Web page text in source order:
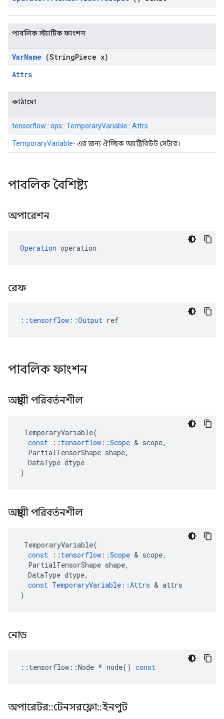
পাবলিক স্ট্যাটিক ফাংশন
VarName (StringPiece x)
Attrs
কাঠামো
tensorflow:: ops:: TemporaryVariable:: Attrs
TemporaryVariable- এর জন্য ঐচ্ছিক অ্যাট্রিবিউট সেটার।
পাবলিক বৈশিষ্ট্য
অপারেশন
Operation operation
রেফ
:: tensorflow::Output ref
পাবলিক ফাংশন
অস্থায়ী পরিবর্তনশীল
TemporaryVariable(
const
:: tensorflow ::Scope & scope,
PartialTensorShape shape,
DataType dtype
)
অস্থায়ী পরিবর্তনশীল
TemporaryVariable(
const
:: tensorflow ::Scope & scope,
PartialTensorShape shape,
DataType dtype,
const TemporaryVariable ::Attrs & attrs
)
নোড
:: tensorflow ::Node * node() const
অপারেটর::টেনসরফ্লো::ইনপুট